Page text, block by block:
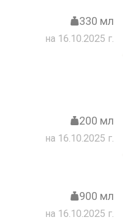
330 мл
на 16.10.2025 г.
200 мл
на 16.10.2025 г.
900 мл
на 16.10.2025 г.